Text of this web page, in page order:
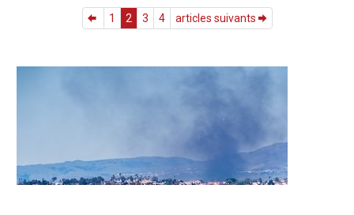
1 2 3 4 articles suivants